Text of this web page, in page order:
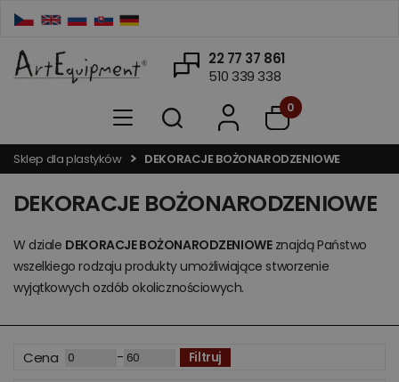
22 77 37 861
510 339 338
0
Sklep dla plastyków DEKORACJE BOŻONARODZENIOWE
Cena - Filtruj
DEKORACJE BOŻONARODZENIOWE
W dziale DEKORACJE BOŻONARODZENIOWEznajdą Państwo
wszelkiego rodzaju produkty umożliwiające stworzenie
wyjątkowych ozdób okolicznościowych.